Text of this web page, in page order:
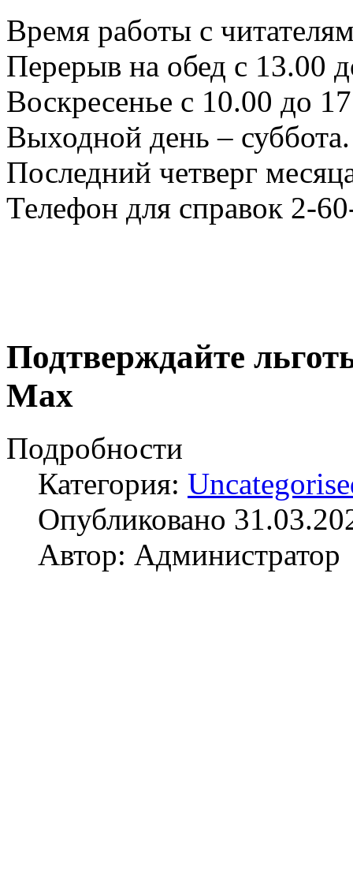
Время работы с
Перерыв на обед с 13.00
Воскресенье с 10.00 до
Выходной день – суббота.
Последний четверг
Телефон для справок 2-
Подтверждайте
Max
Подробности
Категория:
Опубликовано
Автор: Администратор